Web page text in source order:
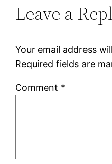
Leave a
Your email address
Required fields are
Comment *